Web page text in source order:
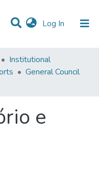
Log In (current)
Institutional
General Council
e